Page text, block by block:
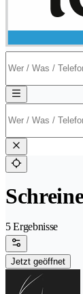
5 Ergebnisse
Jetzt geöffnet